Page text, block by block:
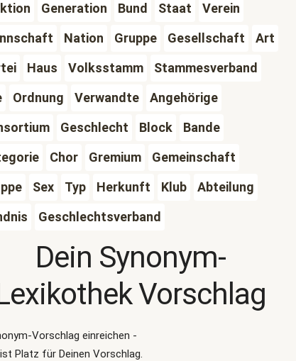
Generation Bund Staat
Verein
Nation Gruppe Gesellschaft
Art
Haus Volksstamm
Stammesverband
Ordnung Verwandte
Angehörige
Geschlecht Block
Bande
Chor Gremium
Gemeinschaft
Sex Typ Herkunft Klub
Abteilung
Geschlechtsverband
Dein Synonym-
Vorschlag
Vorschlag einreichen -
Platz für Deinen Vorschlag.